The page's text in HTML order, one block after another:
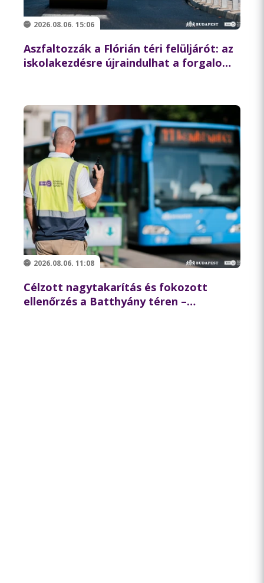
2026.08.06. 15:06
Aszfaltozzák a Flórián téri felüljárót: az
iskolakezdésre újraindulhat a forgalom
2026.08.06. 11:08
Célzott nagytakarítás és fokozott
ellenőrzés a Batthyány téren –